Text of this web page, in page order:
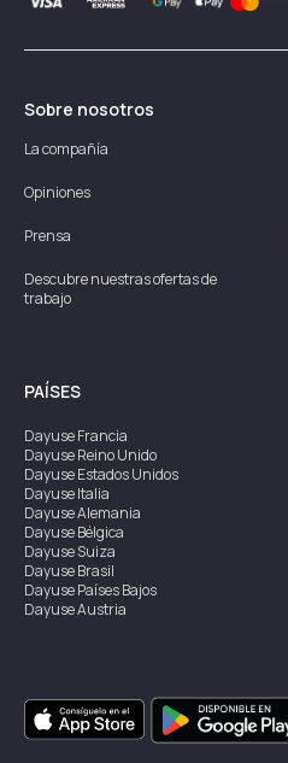
Sobre nosotros
La compañía
Opiniones
Prensa
Descubre nuestras ofertas de
trabajo
PAÍSES
DayuseFrancia
DayuseReino Unido
DayuseEstados Unidos
DayuseItalia
DayuseAlemania
DayuseBélgica
DayuseSuiza
DayuseBrasil
DayusePaíses Bajos
DayuseAustria
DayuseSingapur
DayuseSuecia
DayuseTailandia